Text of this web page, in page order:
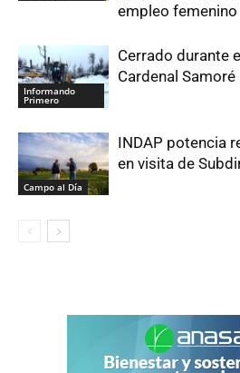
empleo femenino
Informando
Primero
Cerrado durante
Cardenal Samoré
Campo al Día
INDAP potencia
en visita de